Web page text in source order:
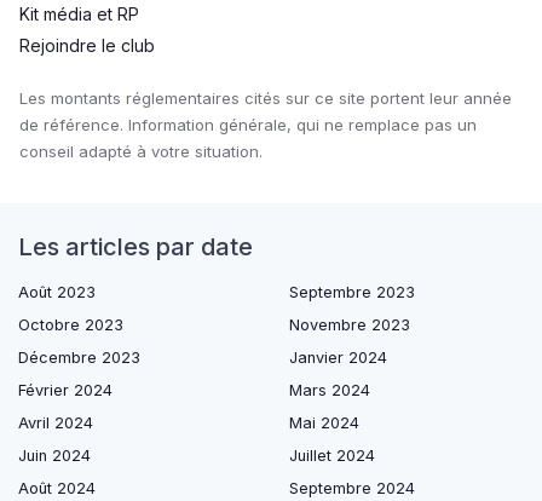
Kit média et RP
Rejoindre le club
Les montants réglementaires cités sur ce site portent leur année
de référence. Information générale, qui ne remplace pas un
conseil adapté à votre situation.
Les articles par date
Août 2023
Septembre 2023
Octobre 2023
Novembre 2023
Décembre 2023
Janvier 2024
Février 2024
Mars 2024
Avril 2024
Mai 2024
Juin 2024
Juillet 2024
Août 2024
Septembre 2024